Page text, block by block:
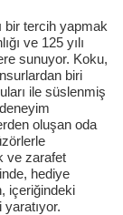
bir tercih yapmak
ve 125 yılı
sunuyor. Koku,
biri
ile süslenmiş
oluşan oda
ve zarafet
hediye
içeriğindeki